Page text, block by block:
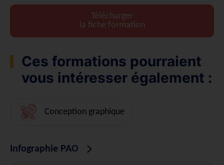
Télécharger
la fiche formation
Ces formations pourraient
vous intéresser également :
Conception graphique
Infographie PAO